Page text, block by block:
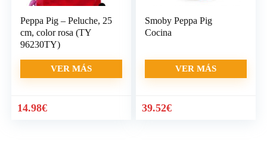
Peppa Pig – Peluche, 25
cm, color rosa (TY
96230TY)
VER MÁS
14.98€
Smoby Peppa Pig
Cocina
VER MÁS
39.52€